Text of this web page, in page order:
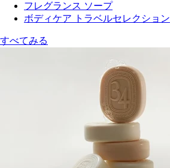
フレグランス ソープ
ボディケア トラベルセレクション
すべてみる